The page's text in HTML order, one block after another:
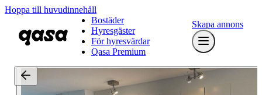
Hoppa till huvudinnehåll
Bostäder
Hyresgäster
För hyresvärdar
Qasa Premium
Skapa annons